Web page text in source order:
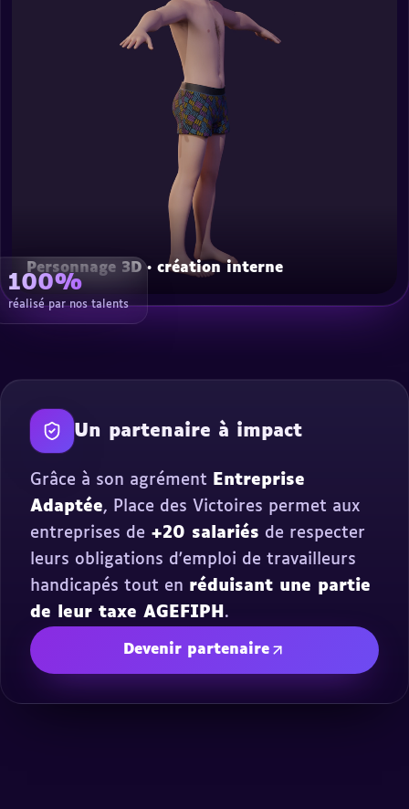
Personnage 3D · création interne
100%
réalisé par nos talents
Un partenaire à impact
Grâce à son agrément
Entreprise
Adaptée, Place des Victoires permet aux
entreprises de +20 salariés de respecter
leurs obligations d'emploi de travailleurs
handicapés tout en réduisant une partie
de leur taxe AGEFIPH .
Devenir partenaire